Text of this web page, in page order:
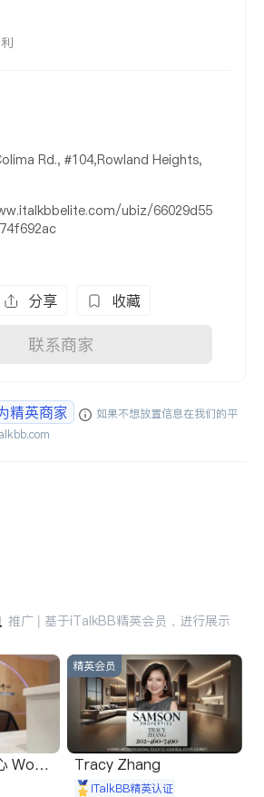
Rd., #104,Rowland Heights,
ubiz/66029d55
分享 收藏
联系商家
精英商家
如果不想放置信息在我们的平
推广 | 基于iTalkBB精英会员，进行展示
World
精英会员
Tracy Zhang
iTalkBB精英认证